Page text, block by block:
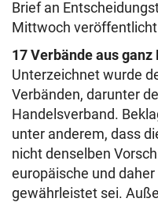
Brief an
Mittwoch
17 Verbände aus ganz
Unterzeichnet wurde
Verbänden, darunter
Handelsverband.
unter anderem, dass
nicht denselben
europäische und
gewährleistet sei.